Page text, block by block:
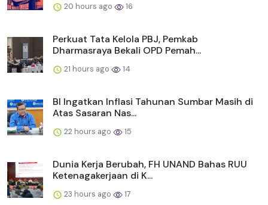
20 hours ago 16
Perkuat Tata Kelola PBJ, Pemkab
Dharmasraya Bekali OPD Pemah...
21 hours ago 14
BI Ingatkan Inflasi Tahunan Sumbar Masih di
Atas Sasaran Nas...
22 hours ago 15
Dunia Kerja Berubah, FH UNAND Bahas RUU
Ketenagakerjaan di K...
23 hours ago 17